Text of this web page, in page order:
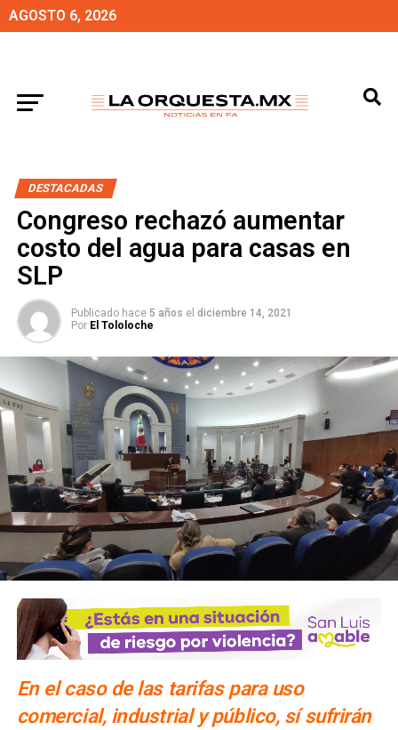
AGOSTO 6, 2026
DESTACADAS
Congreso rechazó aumentar
costo del agua para casas en
SLP
Publicado hace 5 años el diciembre 14, 2021
Por El Tololoche
En el caso de las tarifas para uso
comercial, industrial y público, sí sufrirán